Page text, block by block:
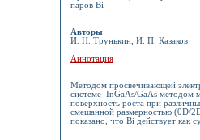
паров Bi
Авторы
И. Н. Трунькин, И. П. Казаков
Аннотация
Методом просвечивающей
системе InGaAs/GaAs методом
поверхность роста при
смешанной размерностью (0D/
показано, что Bi действует как